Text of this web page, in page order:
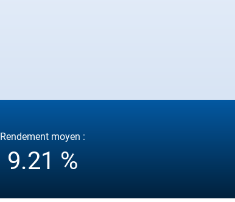
Rendement moyen :
9.21 %